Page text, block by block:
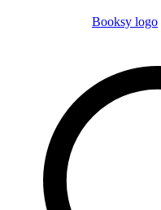
Booksy logo